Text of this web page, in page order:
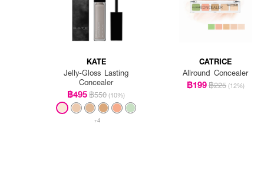
KATE
Jelly-Gloss Lasting
Concealer
฿495฿550 (10%)
+4
CATRICE
Allround Concealer
฿199฿225 (12%)